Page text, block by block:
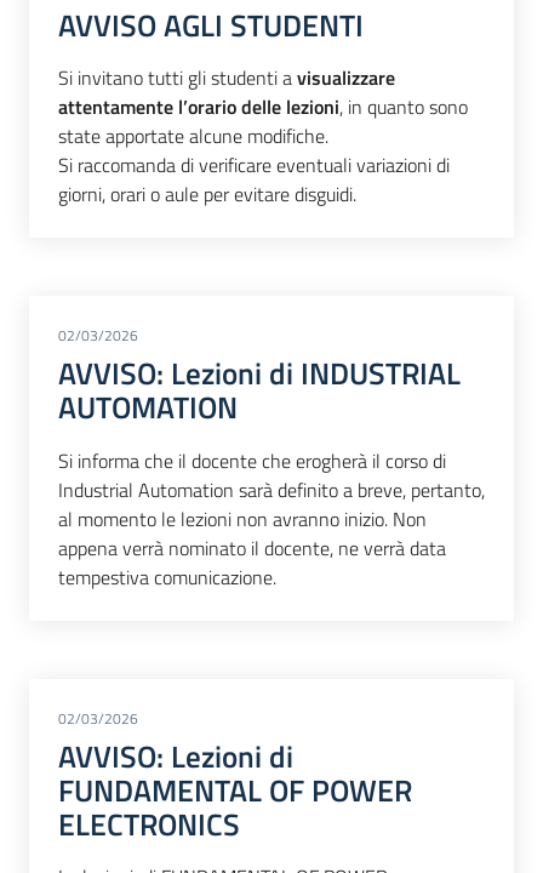
AVVISO AGLI STUDENTI
Si invitano tutti gli studenti avisualizzare
attentamente l’orario delle lezioni, in quanto sono
state apportate alcune modifiche.
Si raccomanda di verificare eventuali variazioni di
giorni, orari o aule per evitare disguidi.
02/03/2026
AVVISO: Lezioni di INDUSTRIAL
AUTOMATION
Si informa che il docente che erogherà il corso di
Industrial Automation sarà definito a breve, pertanto,
al momento le lezioni non avranno inizio. Non
appena verrà nominato il docente, ne verrà data
tempestiva comunicazione.
02/03/2026
AVVISO: Lezioni di
FUNDAMENTAL OF POWER
ELECTRONICS